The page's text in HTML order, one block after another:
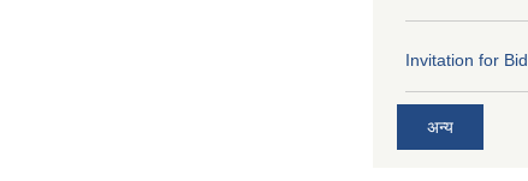
Invitation for Bid
अन्य